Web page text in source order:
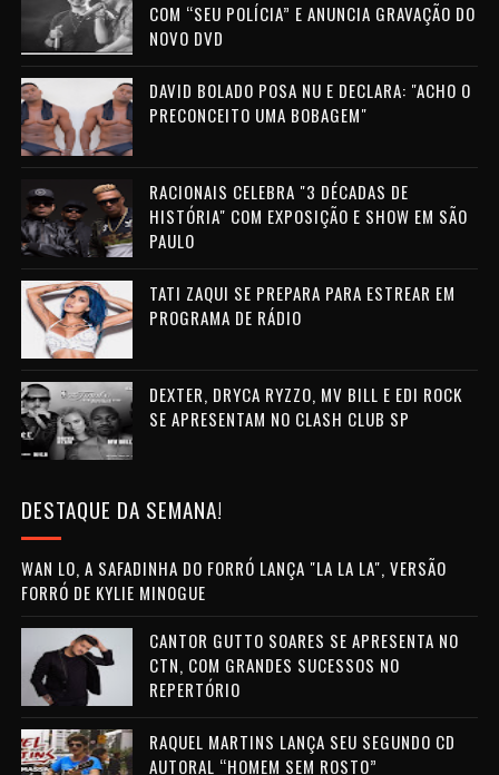
COM “SEU POLÍCIA” E ANUNCIA GRAVAÇÃO DO
NOVO DVD
DAVID BOLADO POSA NU E DECLARA: "ACHO O
PRECONCEITO UMA BOBAGEM"
RACIONAIS CELEBRA "3 DÉCADAS DE
HISTÓRIA" COM EXPOSIÇÃO E SHOW EM SÃO
PAULO
TATI ZAQUI SE PREPARA PARA ESTREAR EM
PROGRAMA DE RÁDIO
DEXTER, DRYCA RYZZO, MV BILL E EDI ROCK
SE APRESENTAM NO CLASH CLUB SP
DESTAQUE DA SEMANA!
WAN LO, A SAFADINHA DO FORRÓ LANÇA "LA LA LA", VERSÃO
FORRÓ DE KYLIE MINOGUE
CANTOR GUTTO SOARES SE APRESENTA NO
CTN, COM GRANDES SUCESSOS NO
REPERTÓRIO
RAQUEL MARTINS LANÇA SEU SEGUNDO CD
AUTORAL “HOMEM SEM ROSTO”